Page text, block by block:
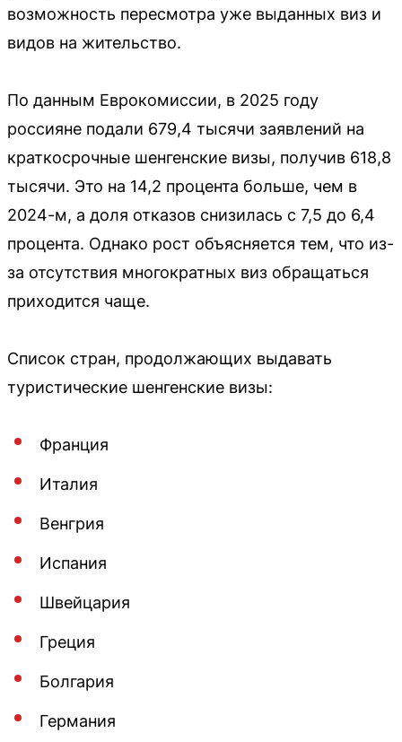
возможность пересмотра уже выданных виз и
видов на жительство.
По данным Еврокомиссии, в 2025 году
россияне подали 679,4 тысячи заявлений на
краткосрочные шенгенские визы, получив 618,8
тысячи. Это на 14,2 процента больше, чем в
2024-м, а доля отказов снизилась с 7,5 до 6,4
процента. Однако рост объясняется тем, что из-
за отсутствия многократных виз обращаться
приходится чаще.
Список стран, продолжающих выдавать
туристические шенгенские визы:
Франция
Италия
Венгрия
Испания
Швейцария
Греция
Болгария
Германия